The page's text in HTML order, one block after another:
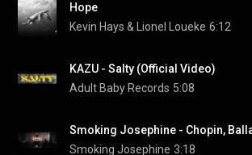
Hope
Kevin Hays & Lionel Loueke 6:12
KAZU - Salty (Official Video)
Adult Baby Records 5:08
Smoking Josephine 3:18